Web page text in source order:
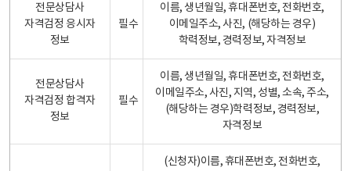
전문상담사
자격검정 응시자
정보
필수
이름, 생년월일, 휴대폰번호, 전화번호,
이메일주소, 사진, (해당하는 경우)
학력정보, 경력정보, 자격정보
전문상담사
자격검정 합격자
정보
필수
이름, 생년월일, 휴대폰번호, 전화번호,
이메일주소, 사진, 지역, 성별, 소속, 주소,
(해당하는 경우)학력정보, 경력정보,
자격정보
(신청자)이름, 휴대폰번호, 전화번호,